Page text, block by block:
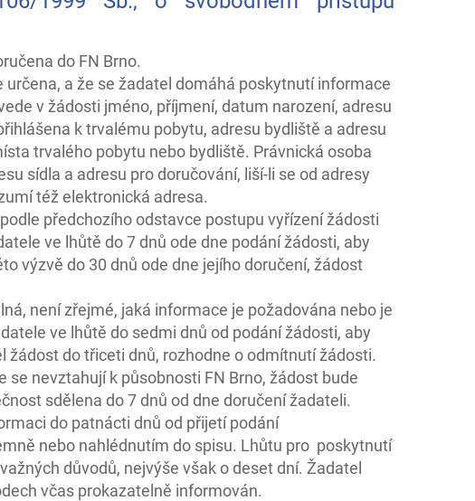
do FN Brno.
a že se žadatel domáhá poskytnutí informace
v žádosti jméno, příjmení, datum narození, adresu
k trvalému pobytu, adresu bydliště a adresu
trvalého pobytu nebo bydliště. Právnická osoba
sídla a adresu pro doručování, liší-li se od adresy
též elektronická adresa.
předchozího odstavce postupu vyřízení žádosti
ve lhůtě do 7 dnů ode dne podání žádosti, aby
výzvě do 30 dnů ode dne jejího doručení, žádost
není zřejmé, jaká informace je požadována nebo je
ve lhůtě do sedmi dnů od podání žádosti, aby
žádost do třiceti dnů, rozhodne o odmítnutí žádosti.
se nevztahují k působnosti FN Brno, žádost bude
sdělena do 7 dnů od dne doručení žadateli.
do patnácti dnů od přijetí podání
nebo nahlédnutím do spisu. Lhůtu pro poskytnutí
důvodů, nejvýše však o deset dní. Žadatel
včas prokazatelně informován.